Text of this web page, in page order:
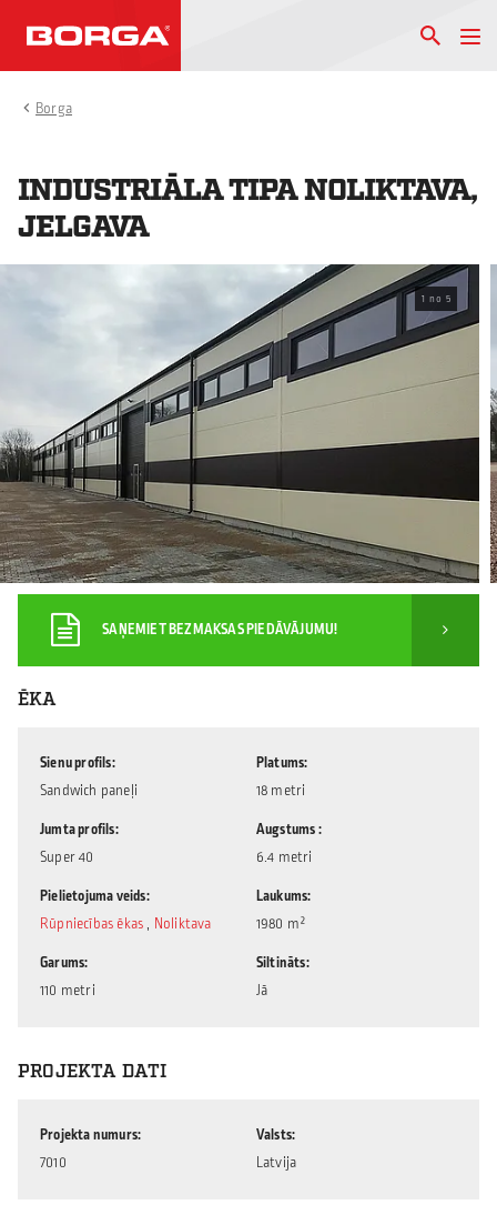
Borga
INDUSTRIĀLA TIPA NOLIKTAVA,
JELGAVA
1 no 5
SAŅEMIET BEZMAKSAS PIEDĀVĀJUMU!
ĒKA
Sienu profils
Sandwich paneļi
Jumta profils
Super 40
Pielietojuma veids
Rūpniecības ēkas , Noliktava
Garums
110 metri
Platums
18 metri
Augstums
6.4 metri
Laukums
1980 m²
Siltināts
Jā
PROJEKTA DATI
Projekta numurs
7010
Valsts
Latvija